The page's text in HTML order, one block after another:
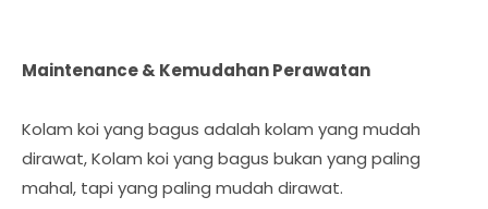
Maintenance & Kemudahan Perawatan
Kolam koi yang bagus adalah kolam yang mudah
dirawat, Kolam koi yang bagus bukan yang paling
mahal, tapi yang paling mudah dirawat.